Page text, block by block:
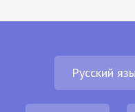
Русский